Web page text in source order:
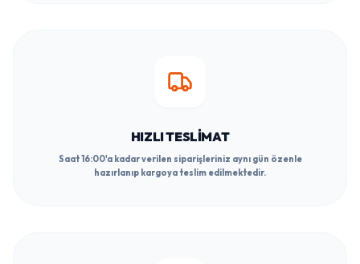
HIZLI TESLIMAT
Saat 16:00'a kadar verilen siparişleriniz aynı gün özenle
hazırlanıp kargoya teslim edilmektedir.